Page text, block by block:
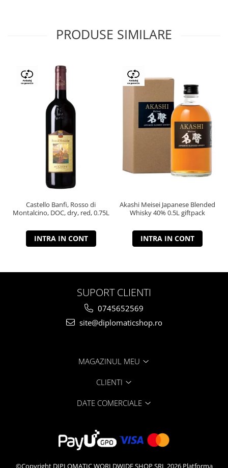
PRODUSE SIMILARE
Castello Banfi, Rosso di
Montalcino, DOC, dry, red, 0.75L
INTRA IN CONT
Akashi Meisei Japanese Blended
Whisky 40% 0.5L giftpack
INTRA IN CONT
SUPORT CLIENTI
0745652569
site@diplomaticshop.ro
MAGAZINUL MEU
CLIENTI
DATE COMERCIALE
©Copyright DIPLOMATIC WORLDWIDE SHOP SRL 2026 Platforma